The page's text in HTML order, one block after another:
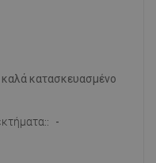
καλά κατασκευασμένο
-